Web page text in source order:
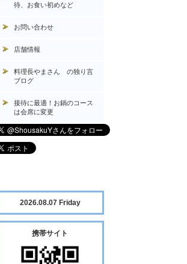
待、お食い初めなど
お問い合わせ
店舗情報
料理長やまさん の独り言
ブログ
接待に最適！お鍋のコース
は会席に変更
2026.08.07 Friday
携帯サイト